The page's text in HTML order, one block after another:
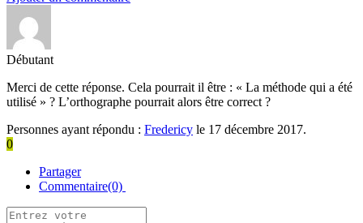
Débutant
Merci de cette réponse. Cela pourrait il être : « La méthode qui a été
utilisé » ? L’orthographe pourrait alors être correct ?
Personnes ayant répondu : Fredericy le 17 décembre 2017.
0
Partager
Commentaire(0)